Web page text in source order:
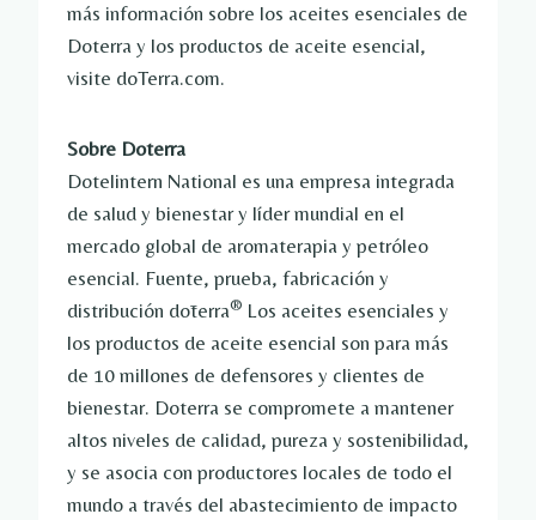
más información sobre los aceites esenciales de
Doterra y los productos de aceite esencial,
visite doTerra.com.
Sobre Doterra
Dotelintern National es una empresa integrada
de salud y bienestar y líder mundial en el
mercado global de aromaterapia y petróleo
esencial. Fuente, prueba, fabricación y
distribución dōterra® Los aceites esenciales y
los productos de aceite esencial son para más
de 10 millones de defensores y clientes de
bienestar. Doterra se compromete a mantener
altos niveles de calidad, pureza y sostenibilidad,
y se asocia con productores locales de todo el
mundo a través del abastecimiento de impacto